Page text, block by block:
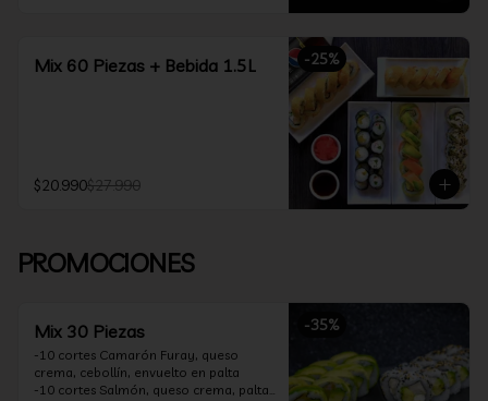
-25%
Mix 60 Piezas + Bebida 1.5L
$20.990$27.990
PROMOCIONES
-35%
Mix 30 Piezas
-10 cortes Camarón Furay, queso
crema, cebollín, envuelto en palta
-10 cortes Salmón, queso crema, palta,